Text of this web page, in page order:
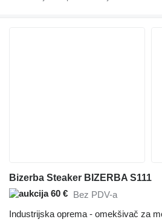
Bizerba Steaker BIZERBA S111
60 € Bez PDV-a
Industrijska oprema - omekšivač za